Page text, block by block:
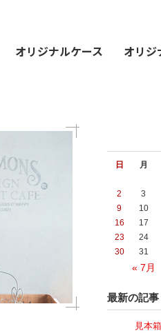
オリジナルケース オリジ
日 月
« 7月
2
3
9
10
16
17
23
24
30
31
最新の記事
見本